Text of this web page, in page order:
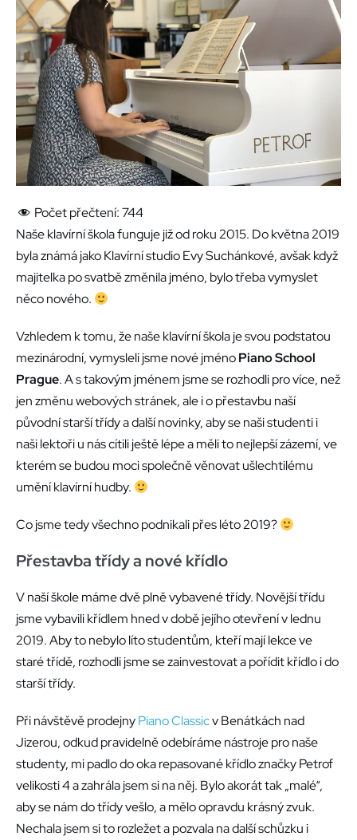
Počet přečtení:744
Naše klavírní škola funguje již od roku 2015. Do května 2019
byla známá jako Klavírní studio Evy Suchánkové, avšak když
majitelka po svatbě změnila jméno, bylo třeba vymyslet
něco nového.
Vzhledem k tomu, že naše klavírní škola je svou podstatou
mezinárodní, vymysleli jsme nové jménoPiano School
Prague. A s takovým jménem jsme se rozhodli pro více, než
jen změnu webových stránek, ale i o přestavbu naší
původní starší třídy a další novinky, aby se naši studenti i
naši lektoři u nás cítili ještě lépe a měli to nejlepší zázemí, ve
kterém se budou moci společně věnovat ušlechtilému
umění klavírní hudby.
Co jsme tedy všechno podnikali přes léto 2019?
Přestavba třídy a nové křídlo
V naší škole máme dvě plně vybavené třídy. Novější třídu
jsme vybavili křídlem hned v době jejího otevření v lednu
2019. Aby to nebylo líto studentům, kteří mají lekce ve
staré třídě, rozhodli jsme se zainvestovat a pořídit křídlo i do
starší třídy.
Při návštěvě prodejnyPiano Classicv Benátkách nad
Jizerou, odkud pravidelně odebíráme nástroje pro naše
studenty, mi padlo do oka repasované křídlo značky Petrof
velikosti 4 a zahrála jsem si na něj. Bylo akorát tak „malé“,
aby se nám do třídy vešlo, a mělo opravdu krásný zvuk.
Nechala jsem si to rozležet a pozvala na další schůzku i